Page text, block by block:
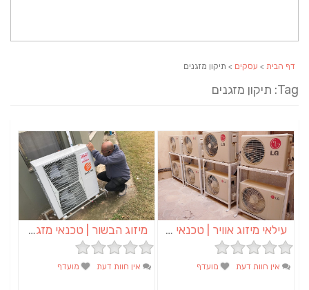
דף הבית > עסקים > תיקון מזגנים
Tag: תיקון מזגנים
עילאי מיזוג אוויר | טכנאי מזגנים | מתקין מזגנים | תיקון מזגנים
אין חוות דעת מועדף
מיזוג הבשור | טכנאי מזגנים | מתקין מזגנים | תיקון מזגנים
אין חוות דעת מועדף